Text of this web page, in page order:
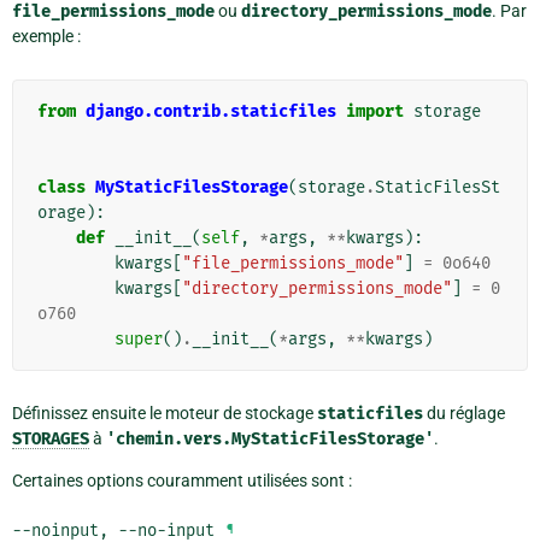
file_permissions_modeou directory_permissions_mode. Par
exemple :
from django.contrib.staticfiles import storage
class MyStaticFilesStorage(storage.StaticFilesSt
orage):
def
__init__ (self, *args , ** kwargs ):
kwargs
"file_permissions_mode" = 0o640
kwargs
"directory_permissions_mode" = 0
o760
super() . __init__ (*args , ** kwargs )
Définissez ensuite le moteur de stockage staticfilesdu réglage
STORAGESà 'chemin.vers.MyStaticFilesStorage'.
Certaines options couramment utilisées sont :
--noinput , --no-input ¶